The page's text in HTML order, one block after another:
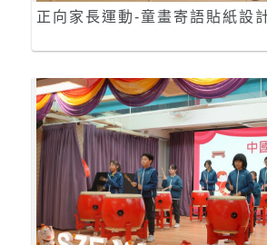
正向家長運動-童畫寄語貼紙設